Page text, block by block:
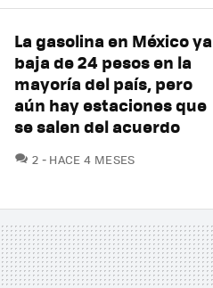
La gasolina en México ya
baja de 24 pesos en la
mayoría del país, pero
aún hay estaciones que
se salen del acuerdo
2 COMENTARIOS
HACE 4 MESES